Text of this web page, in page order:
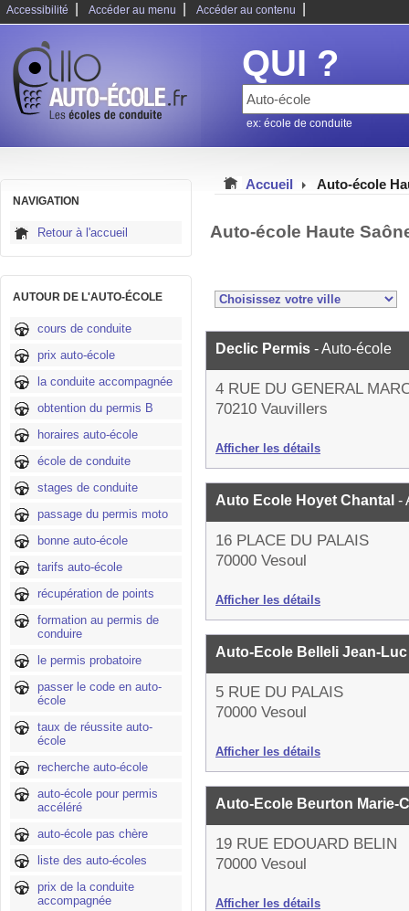
Accessibilité Accéder au menu Accéder au contenu
QUI ?
ex: école de conduite
NAVIGATION
Retour à l'accueil
AUTOUR DE L'AUTO-ÉCOLE
cours de conduite
prix auto-école
la conduite accompagnée
obtention du permis B
horaires auto-école
école de conduite
stages de conduite
passage du permis moto
bonne auto-école
tarifs auto-école
récupération de points
formation au permis de
conduire
le permis probatoire
passer le code en auto-
école
taux de réussite auto-
école
recherche auto-école
auto-école pour permis
accéléré
auto-école pas chère
liste des auto-écoles
prix de la conduite
accompagnée
Accueil Auto-école
Auto-école Haute
Declic Permis - Auto-école
4 RUE DU GENERAL
70210 Vauvillers
Afficher les détails
Auto Ecole Hoyet Chantal -
16 PLACE DU PALAIS
70000 Vesoul
Afficher les détails
Auto-Ecole Belleli Jean-
5 RUE DU PALAIS
70000 Vesoul
Afficher les détails
Auto-Ecole Beurton Marie-
19 RUE EDOUARD BELIN
70000 Vesoul
Afficher les détails